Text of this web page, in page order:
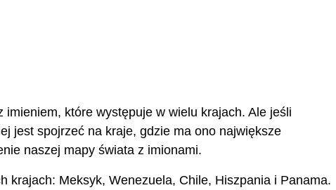
które występuje w wielu krajach. Ale jeśli
jest spojrzeć na kraje, gdzie ma ono największe
naszej mapy świata z imionami.
krajach: Meksyk, Wenezuela, Chile, Hiszpania i Panama.